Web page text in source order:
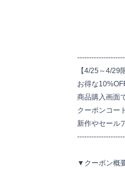
【4/25～4/29
お得な
商品購入画面
クーポンコー
新作やセール
▼クーポン概